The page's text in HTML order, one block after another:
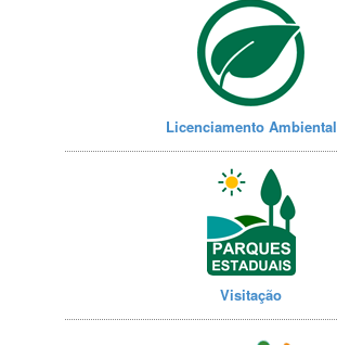
Licenciamento Ambiental
Visitação